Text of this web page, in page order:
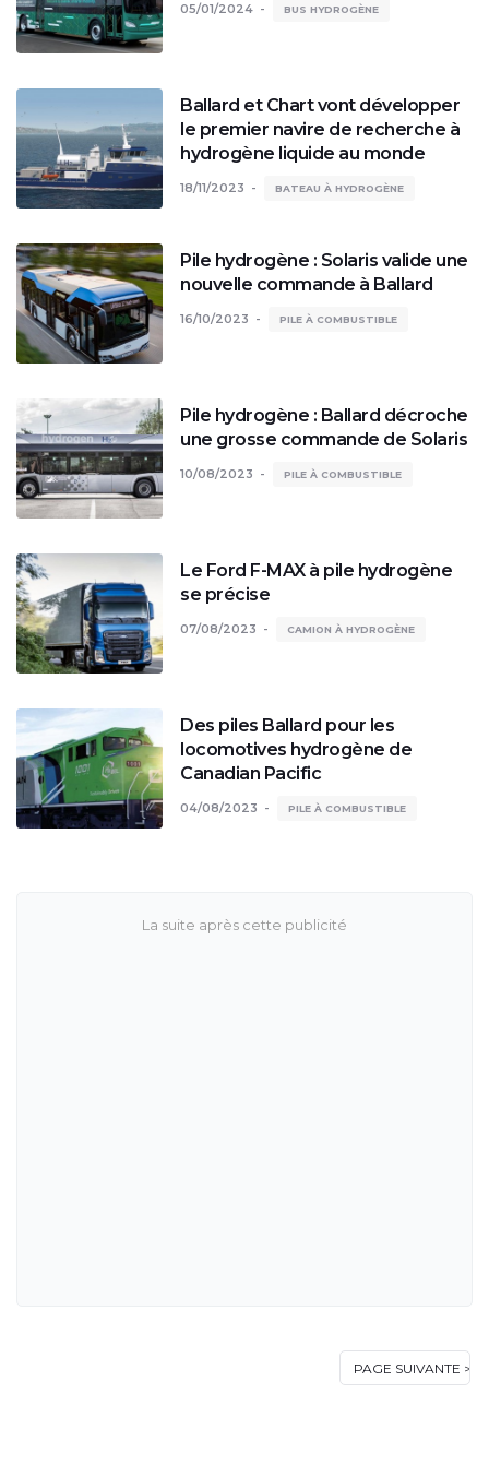
05/01/2024 BUS HYDROGÈNE
Ballard et Chart vont développer
le premier navire de recherche à
hydrogène liquide au monde
18/11/2023 BATEAU À HYDROGÈNE
Pile hydrogène : Solaris valide une
nouvelle commande à Ballard
16/10/2023 PILE À COMBUSTIBLE
Pile hydrogène : Ballard décroche
une grosse commande de Solaris
10/08/2023 PILE À COMBUSTIBLE
Le Ford F-MAX à pile hydrogène
se précise
07/08/2023 CAMION À HYDROGÈNE
Des piles Ballard pour les
locomotives hydrogène de
Canadian Pacific
04/08/2023 PILE À COMBUSTIBLE